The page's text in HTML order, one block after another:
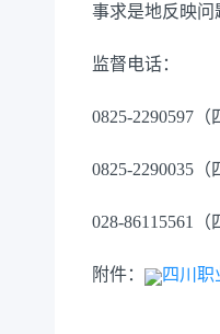
事求是地反映
监督电话：
0825-2290597
0825-2290035
028-86115561
附件： 四川